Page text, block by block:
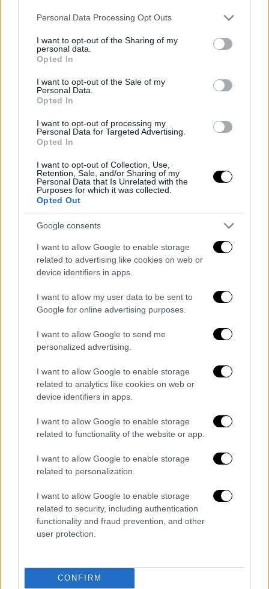
Please note that this website/app uses one or more Google
not limited to your visit or usage behaviour. You may click to
grant or deny consent to Google and its third-party tags to
use your data for below specified purposes in below Google
consent section.
Personal Data Processing Opt Outs
I want to opt-out of the Sharing of my
personal data.
Opted In
I want to opt-out of the Sale of my
Personal Data.
Opted In
I want to opt-out of processing my
Personal Data for Targeted Advertising.
Opted In
I want to opt-out of Collection, Use,
Retention, Sale, and/or Sharing of my
Personal Data that Is Unrelated with the
Purposes for which it was collected.
Opted Out
Google consents
I want to allow Google to enable storage
related to advertising like cookies on web or
device identifiers in apps.
I want to allow my user data to be sent to
Google for online advertising purposes.
I want to allow Google to send me
personalized advertising.
I want to allow Google to enable storage
related to analytics like cookies on web or
device identifiers in apps.
I want to allow Google to enable storage
related to functionality of the website or app.
I want to allow Google to enable storage
related to personalization.
I want to allow Google to enable storage
related to security, including authentication
functionality and fraud prevention, and other
user protection.
CONFIRM
ritenuto inopportuno tutto questo?
Possibile che il
candidato sindaco Nello Pizza non si sia accorto di
nulla?
Perché il punto non è stabilire responsabilità penali
livello di permeabilità della politica locale rispetto ad
ambienti che, direttamente o indirettamente, gravitano
da anni attorno alle cronache criminali dell’Irpinia.
FOTO 5
In territori segnati da decenni di inchieste, arresti,
scioglimenti per mafia e relazioni prefettizie devastanti,
la questione non riguarda soltanto la legalità formale.
Riguarda l’opportunità politica, il messaggio che si
sempre più sottile
– tra consenso, relazioni personali e gestione del
Anche perché il “Nuovo Clan Partenio” non è stato
un’invenzione giornalistica o un’etichetta politica. Le
un’organizzazione criminale radicata sul territorio